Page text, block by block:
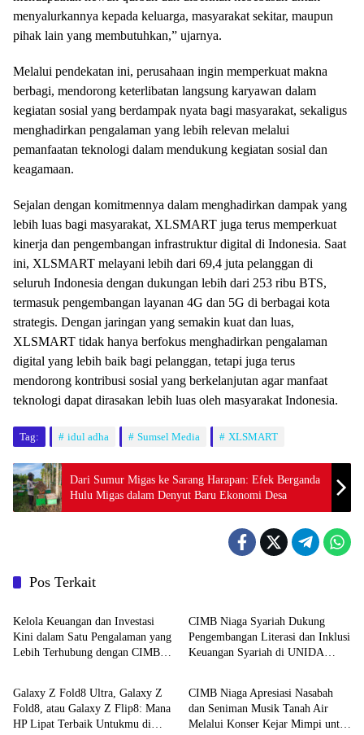
menyalurkannya kepada keluarga, masyarakat sekitar, maupun
pihak lain yang membutuhkan,” ujarnya.
Melalui pendekatan ini, perusahaan ingin memperkuat makna
berbagi, mendorong keterlibatan langsung karyawan dalam
kegiatan sosial yang berdampak nyata bagi masyarakat, sekaligus
menghadirkan pengalaman yang lebih relevan melalui
pemanfaatan teknologi dalam mendukung kegiatan sosial dan
keagamaan.
Sejalan dengan komitmennya dalam menghadirkan dampak yang
lebih luas bagi masyarakat, XLSMART juga terus memperkuat
kinerja dan pengembangan infrastruktur digital di Indonesia. Saat
ini, XLSMART melayani lebih dari 69,4 juta pelanggan di
seluruh Indonesia dengan dukungan lebih dari 253 ribu BTS,
termasuk pengembangan layanan 4G dan 5G di berbagai kota
strategis. Dengan jaringan yang semakin kuat dan luas,
XLSMART tidak hanya berfokus menghadirkan pengalaman
digital yang lebih baik bagi pelanggan, tetapi juga terus
mendorong kontribusi sosial yang berkelanjutan agar manfaat
teknologi dapat dirasakan lebih luas oleh masyarakat Indonesia.
Tag: idul adha Sumsel Media XLSMART
Dari Sumur Migas ke Sarang Harapan: Efek Berganda
Hulu Migas dalam Denyut Baru Ekonomi Desa
Pos Terkait
Nasional
Kelola Keuangan dan Investasi
Kini dalam Satu Pengalaman yang
Lebih Terhubung dengan CIMB
CIMB Niaga Syariah Dukung
Pengembangan Literasi dan Inklusi
Keuangan Syariah di UNIDA
Nasional
Galaxy Z Fold8 Ultra, Galaxy Z
Fold8, atau Galaxy Z Flip8: Mana
HP Lipat Terbaik Untukmu di
Nasional
CIMB Niaga Apresiasi Nasabah
dan Seniman Musik Tanah Air
Melalui Konser Kejar Mimpi untuk
Nasional Nasional